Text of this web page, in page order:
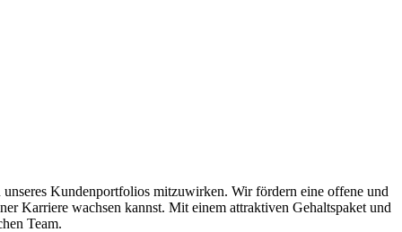
Kundenportfolios mitzuwirken. Wir fördern eine offene und
Karriere wachsen kannst. Mit einem attraktiven Gehaltspaket und
Team.